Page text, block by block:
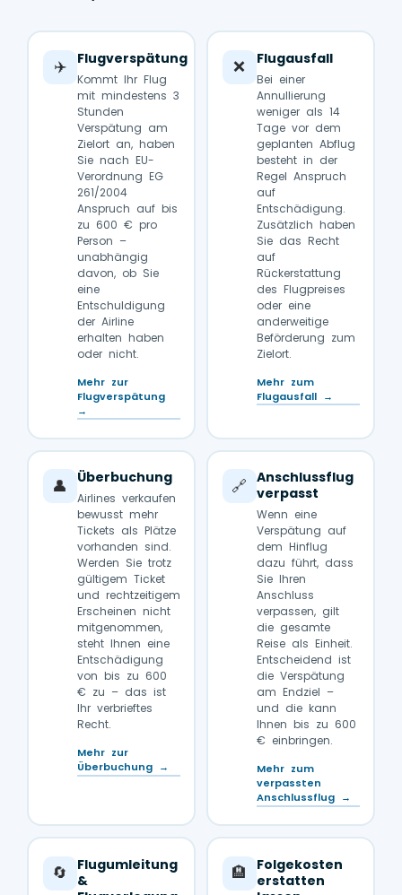
✈️ Flugverspätung
Kommt Ihr Flug
mit mindestens 3
Stunden
Verspätung am
Zielort an, haben
Sie nach EU-
Verordnung EG
261/2004
Anspruch auf bis
zu 600 € pro
Person –
unabhängig
davon, ob Sie
eine
Entschuldigung
der Airline
erhalten haben
oder nicht.
Mehr zur
Flugverspätung
→
❌ Flugausfall
Bei einer
Annullierung
weniger als 14
Tage vor dem
geplanten Abflug
besteht in der
Regel Anspruch
auf
Entschädigung.
Zusätzlich haben
Sie das Recht
auf
Rückerstattung
des Flugpreises
oder eine
anderweitige
Beförderung zum
Zielort.
Mehr zum
Flugausfall →
👤 Überbuchung
Airlines verkaufen
bewusst mehr
Tickets als Plätze
vorhanden sind.
Werden Sie trotz
gültigem Ticket
und rechtzeitigem
Erscheinen nicht
mitgenommen,
steht Ihnen eine
Entschädigung
von bis zu 600
€ zu – das ist
Ihr verbrieftes
Recht.
Mehr zur
Überbuchung →
🔗 Anschlussflug
verpasst
Wenn eine
Verspätung auf
dem Hinflug
dazu führt, dass
Sie Ihren
Anschluss
verpassen, gilt
die gesamte
Reise als Einheit.
Entscheidend ist
die Verspätung
am Endziel –
und die kann
Ihnen bis zu 600
€ einbringen.
Mehr zum
verpassten
Anschlussflug →
🔄
Flugumleitung
&
🏨
Folgekosten
erstatten